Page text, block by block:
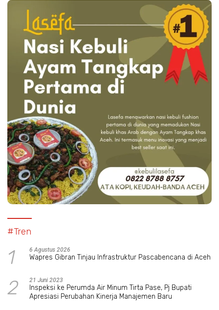
#Tren
1 6 Agustus 2026
Wapres Gibran Tinjau Infrastruktur Pascabencana di Aceh
2 21 Juni 2023
Inspeksi ke Perumda Air Minum Tirta Pase, Pj Bupati
Apresiasi Perubahan Kinerja Manajemen Baru